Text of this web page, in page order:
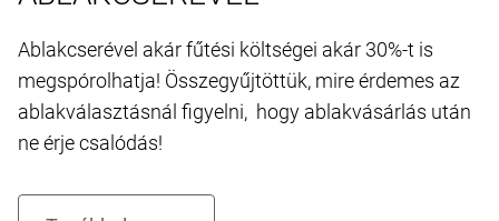
Ablakcserével akár fűtési költségei akár 30%-t is
megspórolhatja! Összegyűjtöttük, mire érdemes az
ablakválasztásnál figyelni, hogy ablakvásárlás után
ne érje csalódás!